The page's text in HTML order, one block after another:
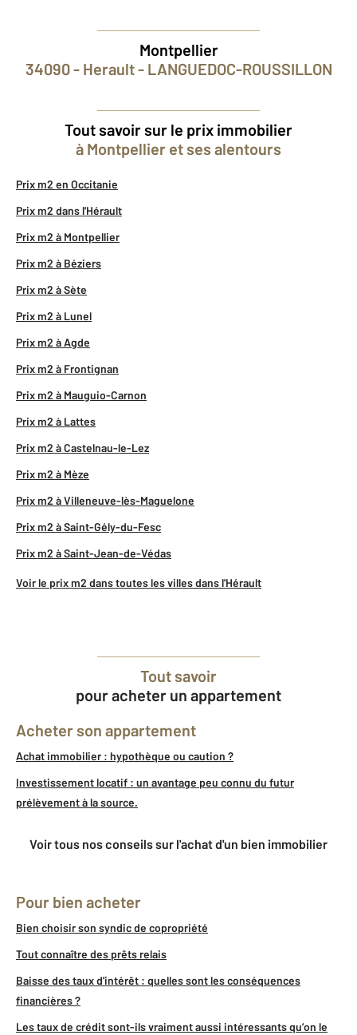
Montpellier
34090 - Herault - LANGUEDOC-ROUSSILLON
Tout savoir sur le prix immobilier
à Montpellier et ses alentours
Prix m2 en Occitanie
Prix m2 dans l'Hérault
Prix m2 à Montpellier
Prix m2 à Béziers
Prix m2 à Sète
Prix m2 à Lunel
Prix m2 à Agde
Prix m2 à Frontignan
Prix m2 à Mauguio-Carnon
Prix m2 à Lattes
Prix m2 à Castelnau-le-Lez
Prix m2 à Mèze
Prix m2 à Villeneuve-lès-Maguelone
Prix m2 à Saint-Gély-du-Fesc
Prix m2 à Saint-Jean-de-Védas
Voir le prix m2 dans toutes les villes dans l'Hérault
Tout savoir
pour acheter un appartement
Acheter son appartement
Achat immobilier : hypothèque ou caution ?
Investissement locatif : un avantage peu connu du futur
prélèvement à la source.
Voir tous nos conseils sur l'achat d'un bien immobilier
Pour bien acheter
Bien choisir son syndic de copropriété
Tout connaître des prêts relais
Baisse des taux d'intérêt : quelles sont les conséquences
financières ?
Les taux de crédit sont-ils vraiment aussi intéressants qu’on le